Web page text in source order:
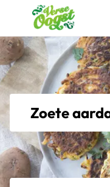
Verse Oogst
Zoete